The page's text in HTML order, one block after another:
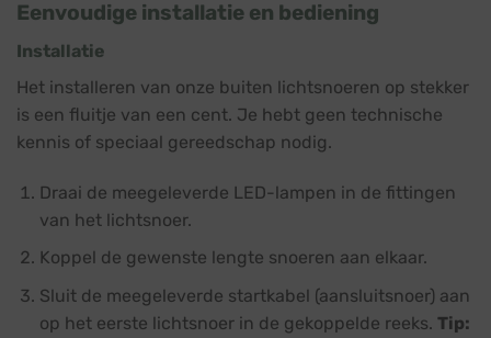
Eenvoudige installatie en bediening
Installatie
Het installeren van onze buiten lichtsnoeren op stekker
is een fluitje van een cent. Je hebt geen technische
kennis of speciaal gereedschap nodig.
Draai de meegeleverde LED-lampen in de fittingen
van het lichtsnoer.
Koppel de gewenste lengte snoeren aan elkaar.
Sluit de meegeleverde startkabel (aansluitsnoer) aan
op het eerste lichtsnoer in de gekoppelde reeks. Tip: